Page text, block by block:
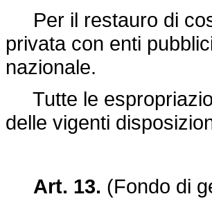
Per il restauro di
privata con enti
nazionale.
Tutte le
delle vigenti
Art. 13. (Fondo di